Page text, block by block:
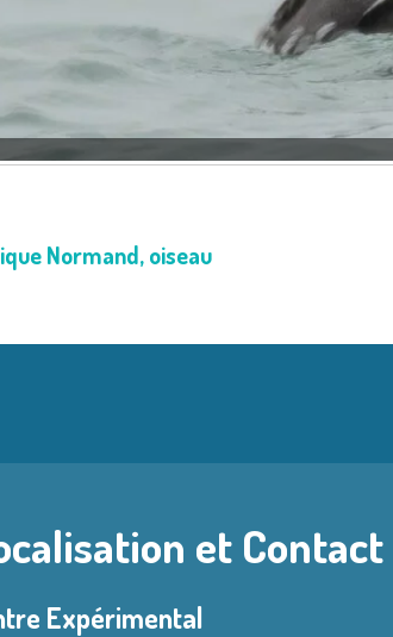
Normand,oiseau
et Contact
Expérimental